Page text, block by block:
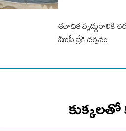
శతాధిక వృద్దురాలికి
వీఐపీ బ్రేక్ దర్శనం